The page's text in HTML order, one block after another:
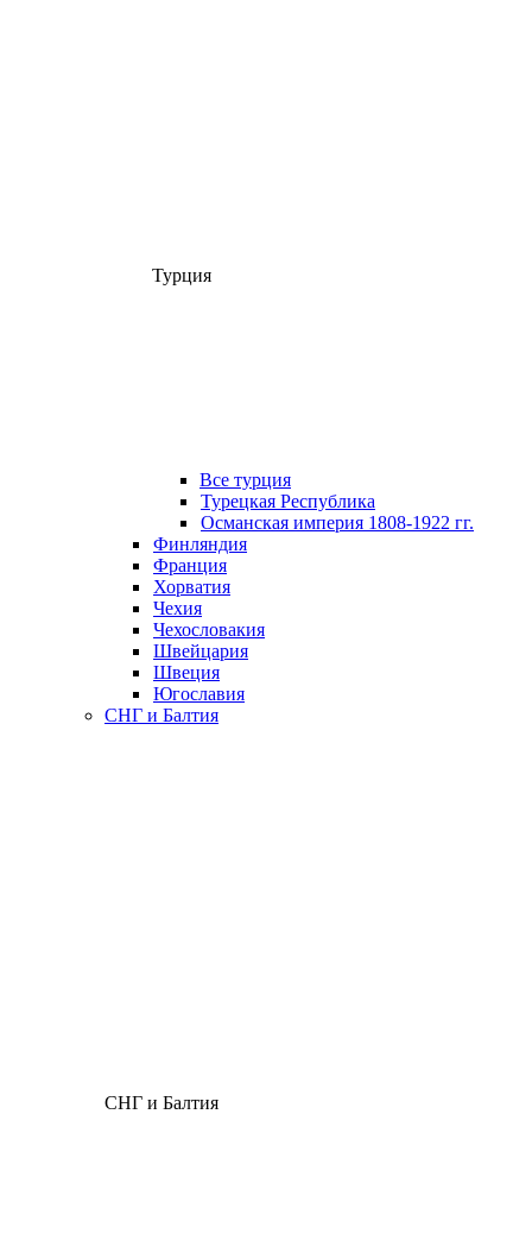
Турция
Все турция
Турецкая Республика
Османская империя 1808-1922 гг.
Финляндия
Франция
Хорватия
Чехия
Чехословакия
Швейцария
Швеция
Югославия
СНГ и Балтия
СНГ и Балтия